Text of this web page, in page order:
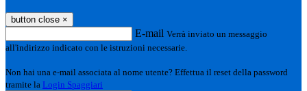
button close ×
E-mail Verrà inviato un messaggio
all'indirizzo indicato con le istruzioni necessarie.
Non hai una e-mail associata al nome utente? Effettua il reset della password
tramite la Login Spaggiari